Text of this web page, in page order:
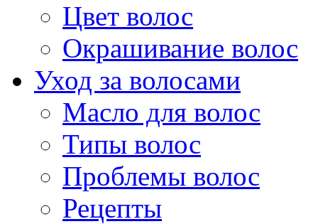
Цвет волос
Окрашивание волос
Уход за волосами
Масло для волос
Типы волос
Проблемы волос
Рецепты